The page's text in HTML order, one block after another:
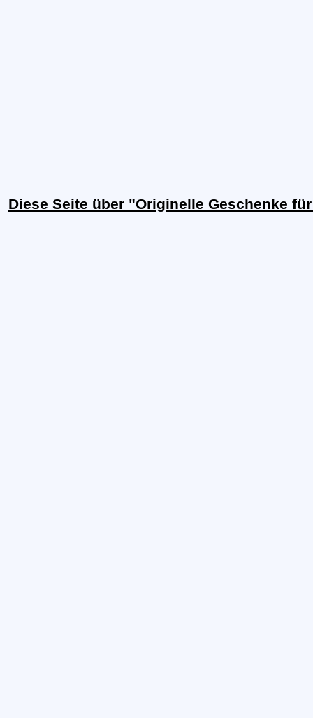
Diese Seite über "Originelle Geschenke